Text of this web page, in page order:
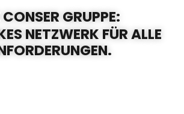
CONSER GRUPPE:
NETZWERK FÜR ALLE